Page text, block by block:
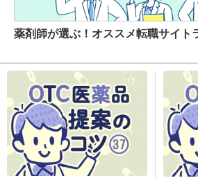
薬剤師が選ぶ！オススメ転職サイト